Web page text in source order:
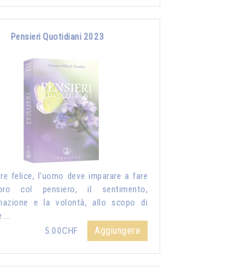
Pensieri Quotidiani 2023
felice, l’uomo deve imparare a fare
col pensiero, il sentimento,
e la volontà, allo scopo di
…
5.00CHF
Aggiungere